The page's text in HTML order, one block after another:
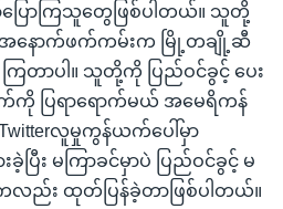
ြောကြသူတွေဖြစ်ပါတယ်။ သူတို့
ြစ် အနောက်ဖက်ကမ်းက မြို့တချို့ဆီ
ြတာပါ။ သူတို့ကို ပြည်ဝင်ခွင့် ပေး
က်ကို ပြရာရောက်မယ် အမေရိကန်
Twitterလူမှုကွန်ယက်ပေါ်မှာ
ပြီး မကြာခင်မှာပဲ ပြည်ဝင်ခွင့် မ
လည်း ထုတ်ပြန်ခဲ့တာဖြစ်ပါတယ်။